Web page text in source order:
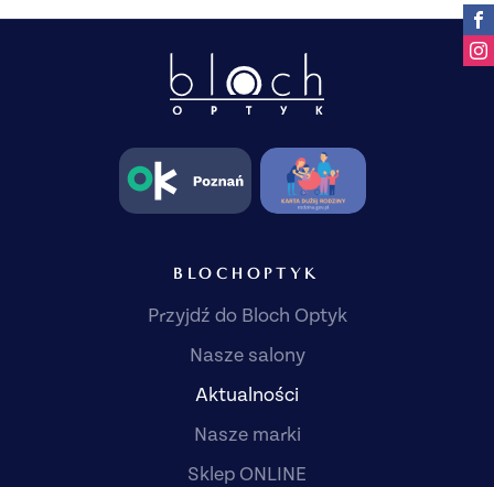
BLOCHOPTYK
Przyjdź do Bloch Optyk
Nasze salony
Aktualności
Nasze marki
Sklep ONLINE